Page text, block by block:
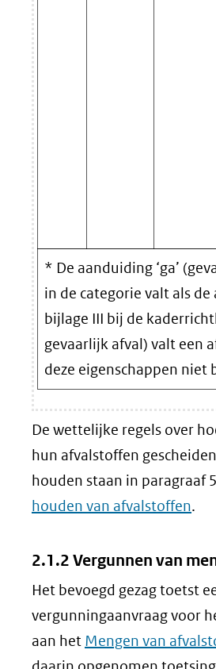
* De aanduiding ‘ga’
in de categorie valt als
bijlage III bij de
gevaarlijk afval) valt een
deze eigenschappen niet
De wettelijke regels over
hun afvalstoffen
houden staan in paragraaf
houden van afvalstoffen.
2.1.2 Vergunnen van
Het bevoegd gezag toetst
vergunningaanvraag voor
aan het Mengen van